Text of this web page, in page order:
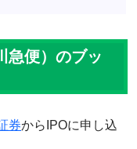
急便）のブッ
券からIPOに申し込